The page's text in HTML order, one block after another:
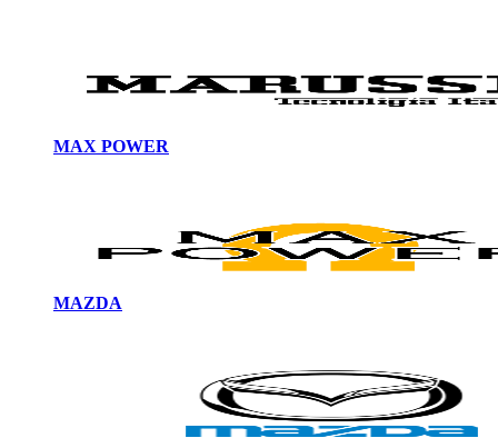
MAX POWER
MAZDA